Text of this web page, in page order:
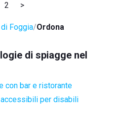
2 >
Foggia Ordona
di spiagge nel
con bar e ristorante
per disabili